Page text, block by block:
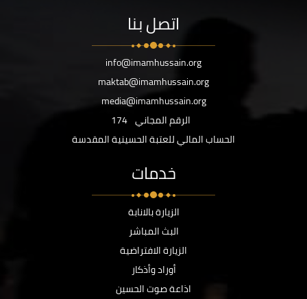
اتصل بنا
info@imamhussain.org
maktab@imamhussain.org
media@imamhussain.org
الرقم المجاني 174
الحساب المالي للعتبة الحسينية المقدسة
خدمات
الزيارة بالانابة
البث المباشر
الزيارة الافتراضية
أوراد وأذكار
اذاعة صوت الحسين